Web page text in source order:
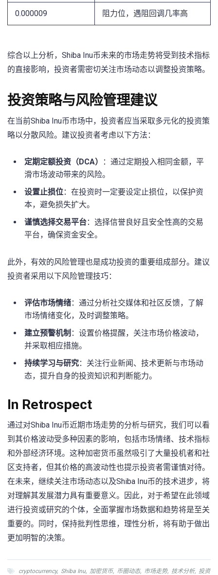
0.000009 阻力位，遇阻回调几率高
综合以上分析，Shiba Inu币未来的市场走势将受到技术指标
的直接影响，投资者需密切关注市场动态以调整投资策略。
投资策略与风险管理建议
在当前Shiba‌ Inu币市场中，投资者应当采取多元化的投资策
略以分散风险。建议投资者考虑以下方法：
定期定额投资（DCA）
：通过定期投入相同金额，平
滑市场波动带来的风险。
设置止损位：在投资时一定要设定止损位，以保护资
本，避免损失扩大。
谨慎选择交易平台：选择信誉良好且安全性高的交易
平台，确保资金安全。
此外，有效的风险管理也是成功投资的重要组成部分。建议
投资者采用以下风险管理技巧：
评估市场情绪：通过分析社交媒体和社区反馈，了解
市场情绪变化，及时调整策略。
建立预警机制 ：设置价格提醒，关注市场价格波动，
并采取相应措施。
持续学习与研究：关注行业新闻、技术更新与市场动
态，提升自身的投资知识和判断能力。
In Retrospect
通过对Shiba ⁢Inu币近期市场走势的分析与研究，我们可以看
到其价格波动受多种因素的影响，包括市场情绪、技术指标
和外部经济环境。这种加密货币虽然吸引了大量投机者和社
区支持者，但其价格的高波动性也提示投资者需谨慎对待。
在未来，继续关注市场动态以及Shiba Inu币的技术进步，将
对理解其发展潜力具有重要意义。因此，对于希望在此领域
进行投资或研究的个体，全面掌握市场数据和趋势将是至关
重要的。同时，保持批判性思维，理性分析，将有助于做出
更加明智的决策。
cryptocurrency, Shiba Inu, 加密货币, 币圈动态, 市场走势, 技术分析, 投资